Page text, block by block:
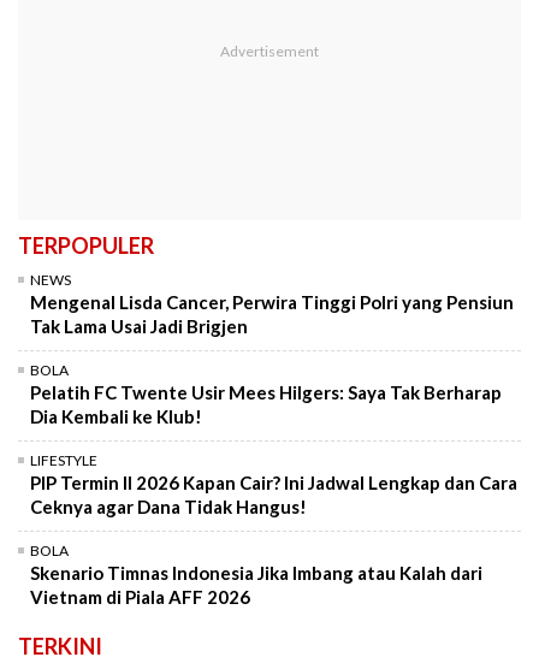
TERPOPULER
NEWS
Mengenal Lisda Cancer, Perwira Tinggi Polri yang Pensiun
Tak Lama Usai Jadi Brigjen
BOLA
Pelatih FC Twente Usir Mees Hilgers: Saya Tak Berharap
Dia Kembali ke Klub!
LIFESTYLE
PIP Termin II 2026 Kapan Cair? Ini Jadwal Lengkap dan Cara
Ceknya agar Dana Tidak Hangus!
BOLA
Skenario Timnas Indonesia Jika Imbang atau Kalah dari
Vietnam di Piala AFF 2026
TERKINI